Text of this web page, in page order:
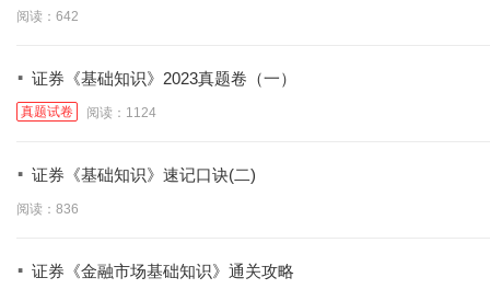
阅读：642
· 证券《基础知识》2023真题卷（一）
真题试卷 阅读：1124
· 证券《基础知识》速记口诀(二)
阅读：836
· 证券《金融市场基础知识》通关攻略